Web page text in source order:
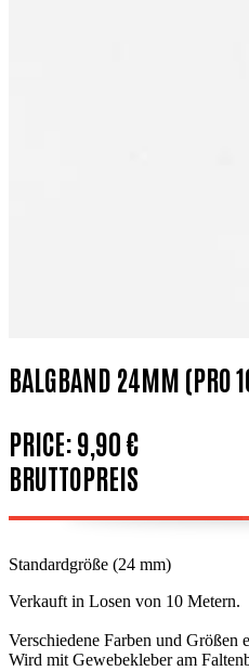
BALGBAND 24MM (PRO
PRICE:9,90 €
BRUTTOPREIS
Standardgröße (24 mm)
Verkauft in Losen von 10 Metern.
Verschiedene Farben und Größen
Wird mit Gewebekleber am